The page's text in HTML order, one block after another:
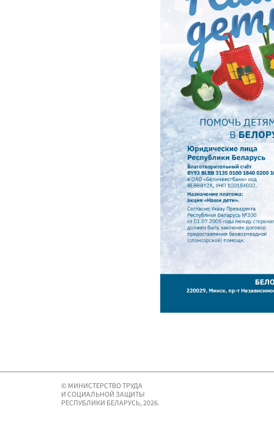
© МИНИСТЕРСТВО ТРУДА
И СОЦИАЛЬНОЙ ЗАЩИТЫ
РЕСПУБЛИКИ БЕЛАРУСЬ, 2026.